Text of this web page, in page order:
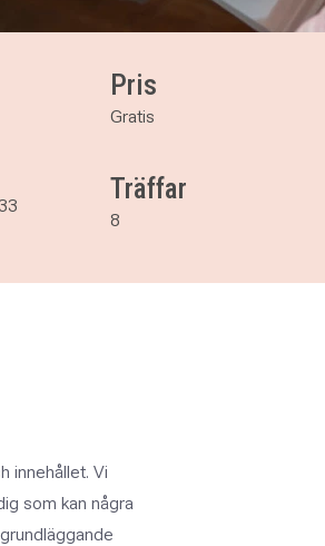
Pris
Gratis
Träffar
8
innehållet. Vi
som kan några